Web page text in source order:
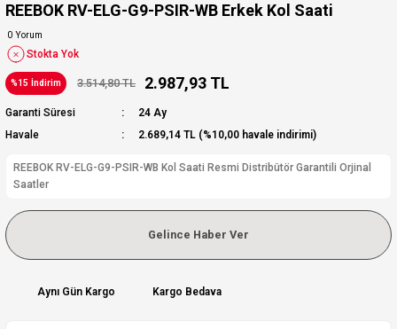
REEBOK RV-ELG-G9-PSIR-WB Erkek Kol Saati
0 Yorum
Stokta Yok
%15 İndirim 3.514,80 TL 2.987,93 TL
Garanti Süresi
24 Ay
Havale
2.689,14 TL (%10,00 havale indirimi)
REEBOK RV-ELG-G9-PSIR-WB Kol Saati Resmi Distribütör Garantili Orjinal
Saatler
Gelince Haber Ver
Aynı Gün Kargo Kargo Bedava